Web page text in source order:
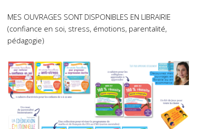
MES OUVRAGES SONT DISPONIBLES EN LIBRAIRIE
(confiance en soi, stress, émotions, parentalité,
pédagogie)